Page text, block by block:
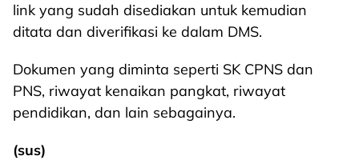
link yang sudah disediakan untuk kemudian
ditata dan diverifikasi ke dalam DMS.
Dokumen yang diminta seperti SK CPNS dan
PNS, riwayat kenaikan pangkat, riwayat
pendidikan, dan lain sebagainya.
(sus)